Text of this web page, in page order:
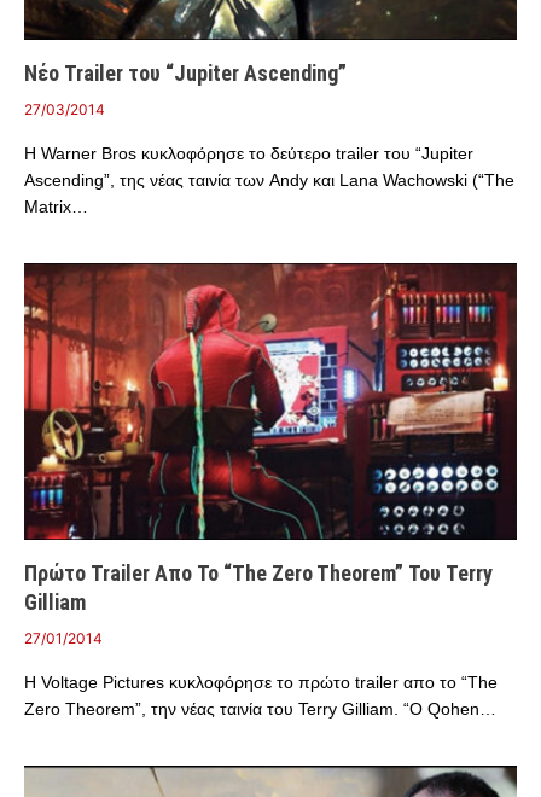
Νέο Trailer του “Jupiter Ascending”
27/03/2014
Η Warner Bros κυκλοφόρησε το δεύτερο trailer του “Jupiter
Ascending”, της νέας ταινία των Andy και Lana Wachowski (“The
Matrix…
Πρώτο Trailer Απο Το “The Zero Theorem” Του Terry
Gilliam
27/01/2014
H Voltage Pictures κυκλοφόρησε το πρώτο trailer απο το “The
Zero Theorem”, την νέας ταινία του Terry Gilliam. “Ο Qohen…